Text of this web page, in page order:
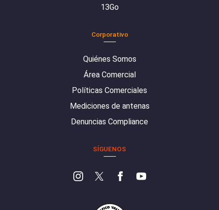
13Go
Corporativo
Quiénes Somos
Área Comercial
Políticas Comerciales
Mediciones de antenas
Denuncias Compliance
SÍGUENOS